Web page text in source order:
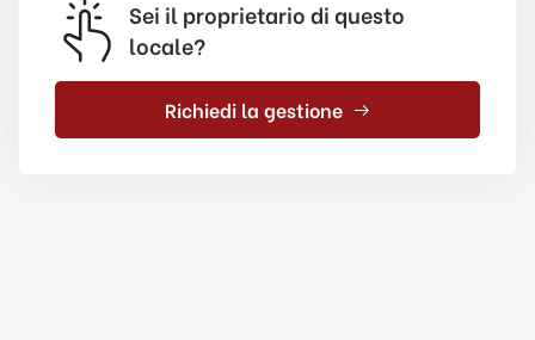
Sei il proprietario di questo
locale?
Richiedi la gestione